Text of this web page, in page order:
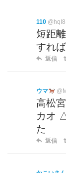
110
短距
すれ
返信
ウマ
高松
カオ
た
返信